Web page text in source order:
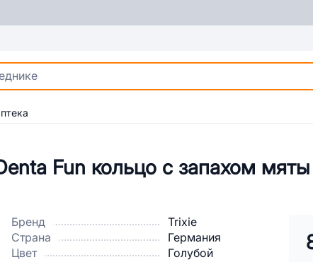
Fun кольцо с запахом
Бренд
Trixie
Страна
Германия
Цвет
Голубой